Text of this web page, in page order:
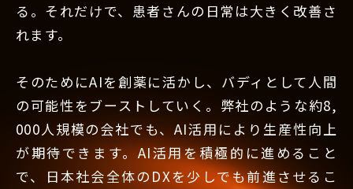
る。それだけで、患者さんの日常は大きく改善さ
れます。
そのためにAIを創薬に活かし、バディとして人間
の可能性をブーストしていく。弊社のような約8,
000人規模の会社でも、AI活用により生産性向上
が期待できます。AI活用を積極的に進めること
で、日本社会全体のDXを少しでも前進させるこ